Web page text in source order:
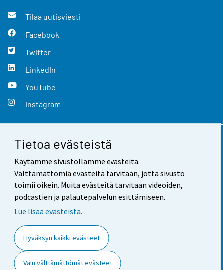
Tietoa evästeistä
Käytämme sivustollamme evästeitä.
Välttämättömiä evästeitä tarvitaan, jotta sivusto
toimii oikein. Muita evästeitä tarvitaan videoiden,
podcastien ja palautepalvelun esittämiseen.
Lue lisää evästeistä.
Hyväksyn kaikki evästeet
Vain välttämättömät evästeet
Tilaa uutisviesti
Facebook
Twitter
LinkedIn
YouTube
Instagram
Yhteystiedot
Palaute
Käyttöehdot
Saavutettavuus
Tietoa sivustosta
Evästeasetukset